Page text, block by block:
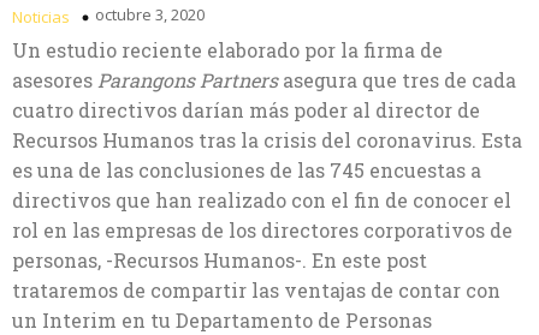
Noticias octubre 3, 2020
Un estudio reciente elaborado por la firma de
asesores Parangons Partnersasegura que tres de cada
cuatro directivos darían más poder al director de
Recursos Humanos tras la crisis del coronavirus. Esta
es una de las conclusiones de las 745 encuestas a
directivos que han realizado con el fin de conocer el
rol en las empresas de los directores corporativos de
personas, -Recursos Humanos-. En este post
trataremos de compartir las ventajas de contar con
un Interim en tu Departamento de Personas